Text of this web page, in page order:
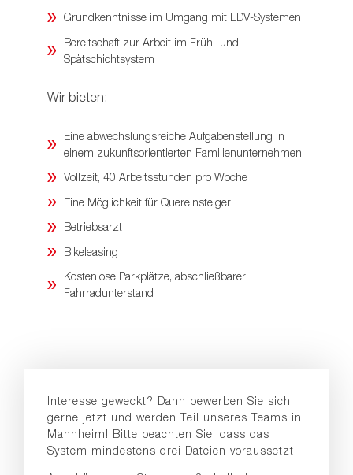
Grundkenntnisse im Umgang mit EDV-Systemen
Bereitschaft zur Arbeit im Früh- und
Spätschichtsystem
Wir bieten:
Eine abwechslungsreiche Aufgabenstellung in
einem zukunftsorientierten Familienunternehmen
Vollzeit, 40 Arbeitsstunden pro Woche
Eine Möglichkeit für Quereinsteiger
Betriebsarzt
Bikeleasing
Kostenlose Parkplätze, abschließbarer
Fahrradunterstand
Interesse geweckt? Dann bewerben Sie sich
gerne jetzt und werden Teil unseres Teams in
Mannheim! Bitte beachten Sie, dass das
System mindestens drei Dateien voraussetzt.